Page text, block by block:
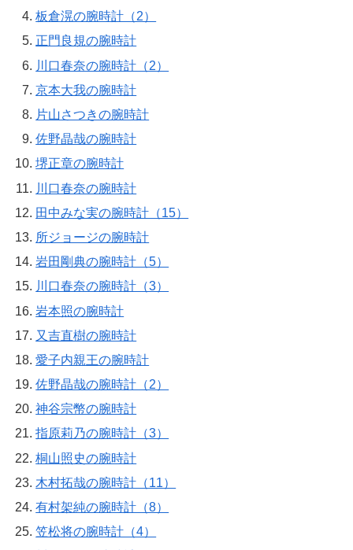
板倉滉の腕時計（2）
正門良規の腕時計
川口春奈の腕時計（2）
京本大我の腕時計
片山さつきの腕時計
佐野晶哉の腕時計
堺正章の腕時計
川口春奈の腕時計
田中みな実の腕時計（15）
所ジョージの腕時計
岩田剛典の腕時計（5）
川口春奈の腕時計（3）
岩本照の腕時計
又吉直樹の腕時計
愛子内親王の腕時計
佐野晶哉の腕時計（2）
神谷宗幣の腕時計
指原莉乃の腕時計（3）
桐山照史の腕時計
木村拓哉の腕時計（11）
有村架純の腕時計（8）
笠松将の腕時計（4）